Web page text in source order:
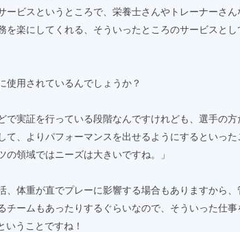
ービスというところで、栄養士さんやトレーナーさん
を楽にしてくれる、そういったところのサービスとし
使用されているんでしょうか？
で実証を行っている段階なんですけれども、選手の方
て、よりパフォーマンスを出せるようにするといった
の領域ではニーズは大きいですね。」
、体重が直でプレーに影響する場合もありますから、
チームもあったりするぐらいなので、そういった仕事
いうことですね！